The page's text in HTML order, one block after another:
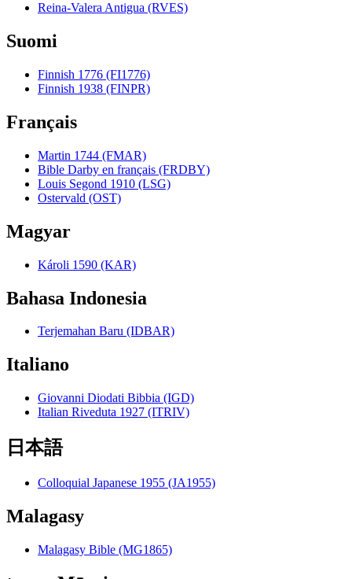
Reina-Valera Antigua (RVES)
Suomi
Finnish 1776 (FI1776)
Finnish 1938 (FINPR)
Français
Martin 1744 (FMAR)
Bible Darby en français (FRDBY)
Louis Segond 1910 (LSG)
Ostervald (OST)
Magyar
Károli 1590 (KAR)
Bahasa Indonesia
Terjemahan Baru (IDBAR)
Italiano
Giovanni Diodati Bibbia (IGD)
Italian Riveduta 1927 (ITRIV)
日本語
Colloquial Japanese 1955 (JA1955)
Malagasy
Malagasy Bible (MG1865)